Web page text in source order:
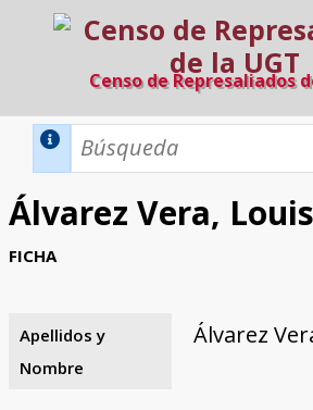
Censo de Represaliados
Inicio
Búsqueda Dinámica
Búsqueda Avanzada
Razones y objetivos
El equipo
Colaboradores
Fuentes documentales
Álvarez Vera, Louis
FICHA
Apellidos y
Nombre
Álvarez